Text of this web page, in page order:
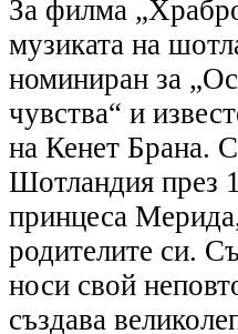
За филма
музиката на
номиниран за
чувства“ и
на Кенет Брана.
Шотландия през
принцеса
родителите си.
носи свой
създава